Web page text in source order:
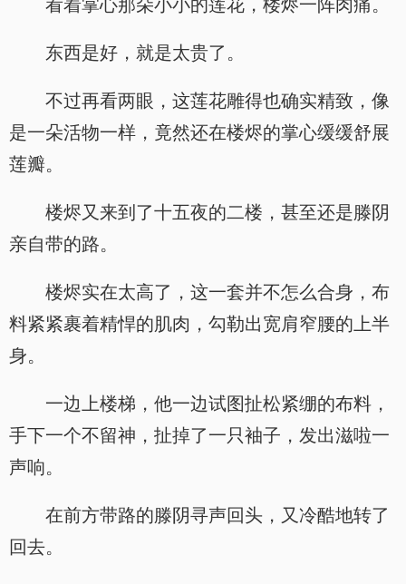
看着掌心那朵小小的莲花，楼烬一阵肉痛。
东西是好，就是太贵了。
不过再看两眼，这莲花雕得也确实精致，像
是一朵活物一样，竟然还在楼烬的掌心缓缓舒展
莲瓣。
楼烬又来到了十五夜的二楼，甚至还是滕阴
亲自带的路。
楼烬实在太高了，这一套并不怎么合身，布
料紧紧裹着精悍的肌肉，勾勒出宽肩窄腰的上半
身。
一边上楼梯，他一边试图扯松紧绷的布料，
手下一个不留神，扯掉了一只袖子，发出滋啦一
声响。
在前方带路的滕阴寻声回头，又冷酷地转了
回去。